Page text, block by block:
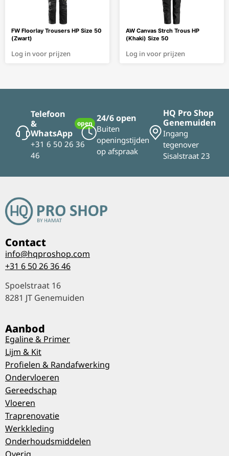
FW Floorlay Trousers HP Size 50
(Zwart)
Log in voor prijzen
AW Canvas Strch Trous HP
(Khaki) Size 50
Log in voor prijzen
Telefoon
&
WhatsApp
open
+31 6 50 26 36
46
24/6 open
Buiten
openingstijden
op afspraak
HQ Pro Shop
Genemuiden
Ingang
tegenover
Sisalstraat 23
Contact
info@hqproshop.com
+31 6 50 26 36 46
Spoelstraat 16
8281 JT Genemuiden
Aanbod
Egaline & Primer
Lijm & Kit
Profielen & Randafwerking
Ondervloeren
Gereedschap
Vloeren
Traprenovatie
Werkkleding
Onderhoudsmiddelen